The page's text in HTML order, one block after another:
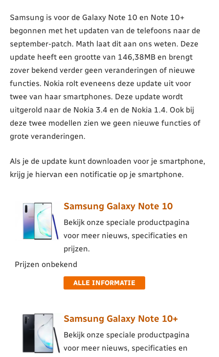
Samsung is voor de Galaxy Note 10 en Note 10+
begonnen met het updaten van de telefoons naar de
september-patch. Math laat dit aan ons weten. Deze
update heeft een grootte van 146,38MB en brengt
zover bekend verder geen veranderingen of nieuwe
functies. Nokia rolt eveneens deze update uit voor
twee van haar smartphones. Deze update wordt
uitgerold naar de Nokia 3.4 en de Nokia 1.4. Ook bij
deze twee modellen zien we geen nieuwe functies of
grote veranderingen.
Als je de update kunt downloaden voor je smartphone,
krijg je hiervan een notificatie op je smartphone.
Samsung Galaxy Note 10
Bekijk onze speciale productpagina
voor meer nieuws, specificaties en
prijzen.
Prijzen onbekend
ALLE INFORMATIE
Samsung Galaxy Note 10+
Bekijk onze speciale productpagina
voor meer nieuws, specificaties en